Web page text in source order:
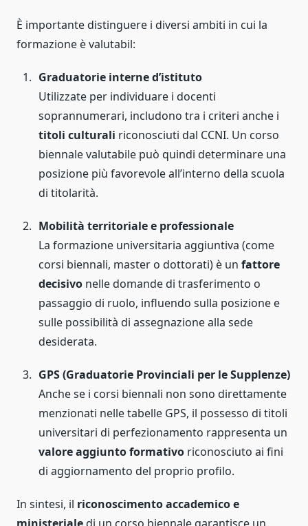
È importante distinguere i diversi ambiti in cui la
formazione è valutabil:
Graduatorie interne d’istituto
Utilizzate per individuare i docenti
soprannumerari, includono tra i criteri anche i
titoli culturali riconosciuti dal CCNI. Un corso
biennale valutabile può quindi determinare una
posizione più favorevole all’interno della scuola
di titolarità.
Mobilità territoriale e professionale
La formazione universitaria aggiuntiva (come
corsi biennali, master o dottorati) è un fattore
decisivo nelle domande di trasferimento o
passaggio di ruolo, influendo sulla posizione e
sulle possibilità di assegnazione alla sede
desiderata.
GPS (Graduatorie Provinciali per le Supplenze)
Anche se i corsi biennali non sono direttamente
menzionati nelle tabelle GPS, il possesso di titoli
universitari di perfezionamento rappresenta un
valore aggiunto formativo riconosciuto ai fini
di aggiornamento del proprio profilo.
In sintesi, il riconoscimento accademico e